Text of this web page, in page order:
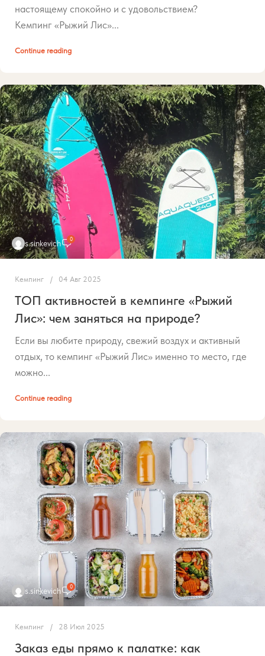
настоящему спокойно и с удовольствием?
Кемпинг «Рыжий Лис»...
Continue reading
s.sinkevich 0
Кемпинг 04 Авг 2025
ТОП активностей в кемпинге «Рыжий
Лис»: чем заняться на природе?
Если вы любите природу, свежий воздух и активный
отдых, то кемпинг «Рыжий Лис» именно то место, где
можно...
Continue reading
s.sinkevich 0
Кемпинг 28 Июл 2025
Заказ еды прямо к палатке: как